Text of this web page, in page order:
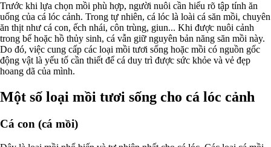
Trước khi lựa chọn mồi phù hợp, người nuôi cần hiểu rõ tập tính ăn
uống của cá lóc cảnh. Trong tự nhiên, cá lóc là loài cá săn mồi, chuyên
ăn thịt như cá con, ếch nhái, côn trùng, giun... Khi được nuôi cảnh
trong bể hoặc hồ thủy sinh, cá vẫn giữ nguyên bản năng săn mồi này.
Do đó, việc cung cấp các loại mồi tươi sống hoặc mồi có nguồn gốc
động vật là yếu tố cần thiết để cá duy trì được sức khỏe và vẻ đẹp
hoang dã của mình.
Một số loại mồi tươi sống cho cá lóc cảnh
Cá con (cá mồi)